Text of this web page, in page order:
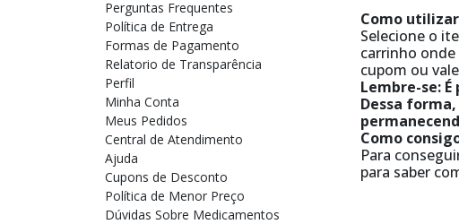
Perguntas Frequentes
Política de Entrega
Formas de Pagamento
Relatorio de Transparência
Perfil
Minha Conta
Meus Pedidos
Central de Atendimento
Ajuda
Cupons de Desconto
Política de Menor Preço
Dúvidas Sobre Medicamentos
Como
Selecione o
carrinho
cupom ou
Lembre-se:
Dessa
Como
Para
para saber